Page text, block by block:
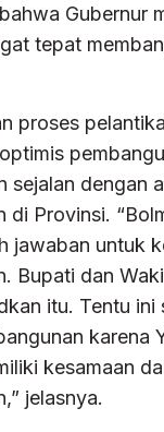
Gubernur
tepat
proses
sejalan dengan
di Provinsi.
jawaban untuk
Bupati dan
itu. Tentu ini
karena
kesamaan
jelasnya.